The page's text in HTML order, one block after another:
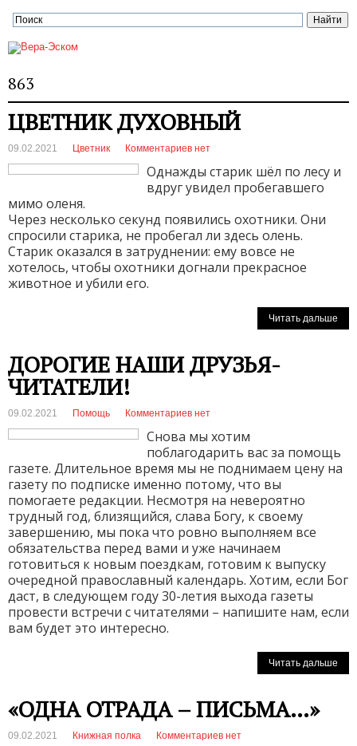
863
ЦВЕТНИК ДУХОВНЫЙ
09.02.2021 Цветник Комментариев нет
Однажды старик шёл по лесу и
вдруг увидел пробегавшего
мимо оленя.
Через несколько секунд появились охотники. Они
спросили старика, не пробегал ли здесь олень.
Старик оказался в затруднении: ему вовсе не
хотелось, чтобы охотники догнали прекрасное
животное и убили его.
Читать дальше
ДОРОГИЕ НАШИ ДРУЗЬЯ-
ЧИТАТЕЛИ!
09.02.2021 Помощь Комментариев нет
Снова мы хотим
поблагодарить вас за помощь
газете. Длительное время мы не поднимаем цену на
газету по подписке именно потому, что вы
помогаете редакции. Несмотря на невероятно
трудный год, близящийся, слава Богу, к своему
завершению, мы пока что ровно выполняем все
обязательства перед вами и уже начинаем
готовиться к новым поездкам, готовим к выпуску
очередной православный календарь. Хотим, если Бог
даст, в следующем году 30-летия выхода газеты
провести встречи с читателями – напишите нам, если
вам будет это интересно.
Читать дальше
«ОДНА ОТРАДА – ПИСЬМА…»
09.02.2021 Книжная полка Комментариев нет